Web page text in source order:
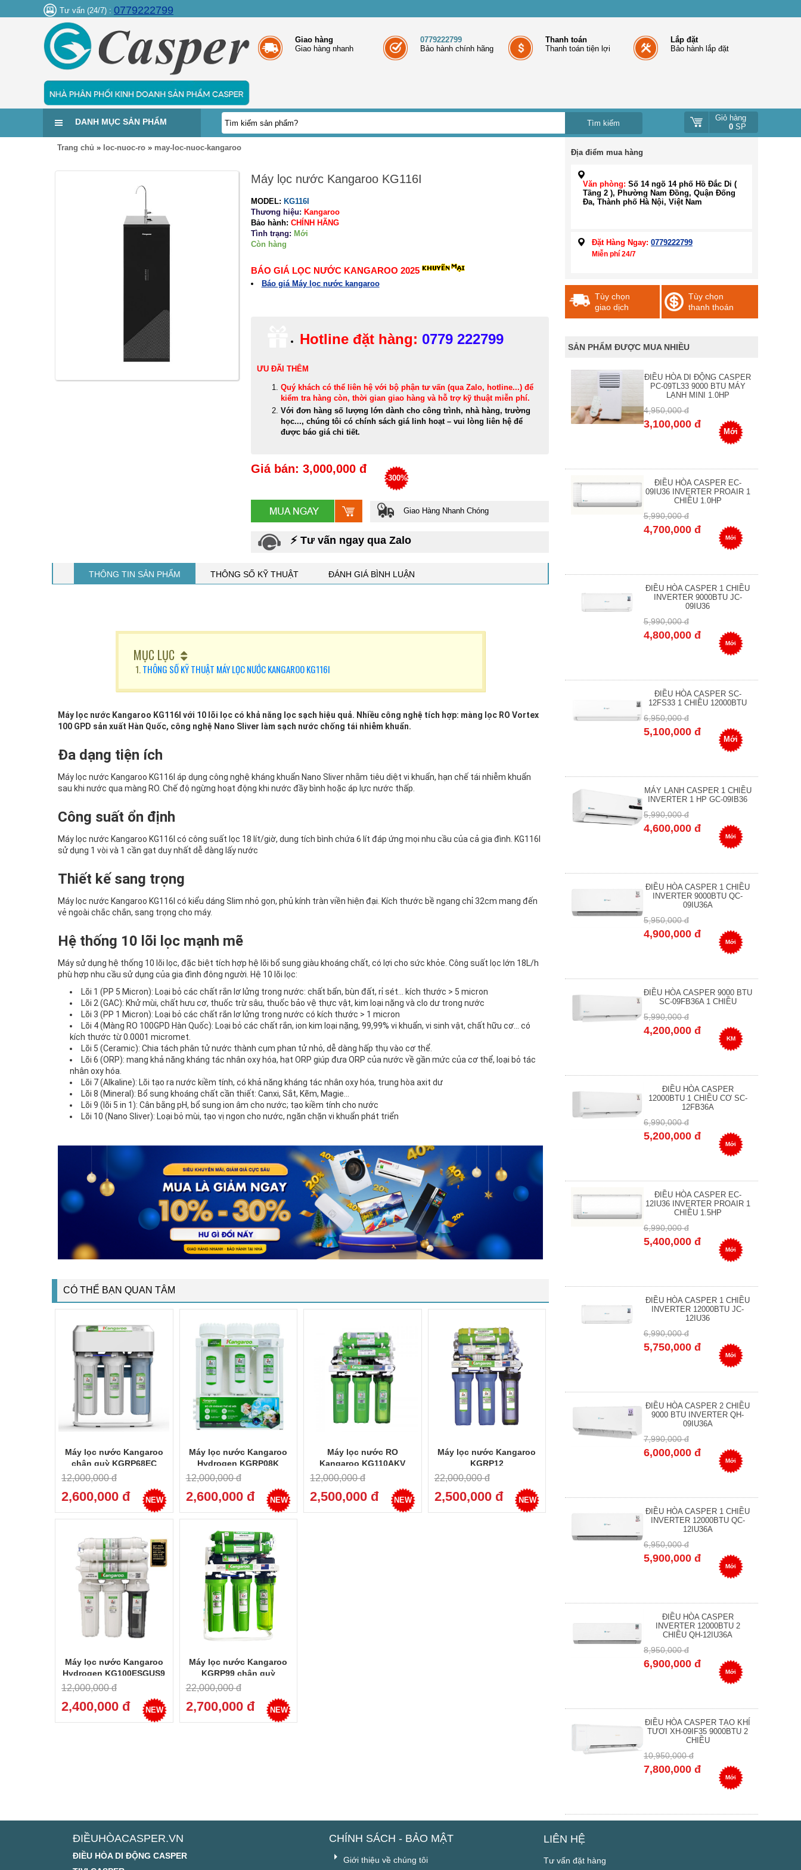
Tư vấn (24/7) : 0779222799
Giao hàng
Giao hàng nhanh
0779222799
Bảo hành chính hãng
Thanh toán
Thanh toán tiện lợi
Lắp đặt
Bảo hành lắp đặt
Giỏ hàng
0 SP
DANH MỤC SẢN PHẨM
Trang chủ » loc-nuoc-ro » may-loc-nuoc-kangaroo
Máy lọc nước Kangaroo KG116I
MODEL: KG116I
Thương hiệu: Kangaroo
Bảo hành: CHÍNH HÃNG
Tình trạng: Mới
Còn hàng
BÁO GIÁ LỌC NƯỚC KANGAROO 2025
Báo giá Máy lọc nước kangaroo
Hotline đặt hàng: 0779 222799
ƯU ĐÃI THÊM
Quý khách có thể liên hệ với bộ phận tư vấn (qua Zalo, hotline...) để
kiểm tra hàng còn, thời gian giao hàng và hỗ trợ kỹ thuật miễn phí.
Với đơn hàng số lượng lớn dành cho công trình, nhà hàng, trường
học..., chúng tôi có chính sách giá linh hoạt – vui lòng liên hệ để
được báo giá chi tiết.
Giá bán: 3,000,000 đ
-300%
Giao Hàng Nhanh Chóng
⚡ Tư vấn ngay qua Zalo
THÔNG TIN SẢN PHẨM THÔNG SỐ KỸ THUẬT ĐÁNH GIÁ BÌNH LUẬN
MỤC LỤC
THÔNG SỐ KỸ THUẬT MÁY LỌC NƯỚC KANGAROO KG116I
Máy lọc nước Kangaroo KG116I với 10 lõi lọc có khả năng lọc sạch hiệu quả. Nhiều công nghệ tích hợp: màng lọc RO Vortex
100 GPD sản xuất Hàn Quốc, công nghệ Nano Sliver làm sạch nước chống tái nhiễm khuẩn.
Đa dạng tiện ích
Máy lọc nước Kangaroo KG116I áp dụng công nghệ kháng khuẩn Nano Sliver nhằm tiêu diệt vi khuẩn, hạn chế tái nhiễm khuẩn
sau khi nước qua màng RO. Chế độ ngừng hoạt động khi nước đầy bình hoặc áp lực nước thấp.
Công suất ổn định
Máy lọc nước Kangaroo KG116I có công suất lọc 18 lít/giờ, dung tích bình chứa 6 lít đáp ứng mọi nhu cầu của cả gia đình. KG116I
sử dụng 1 vòi và 1 cần gạt duy nhất dễ dàng lấy nước
Thiết kế sang trọng
Máy lọc nước Kangaroo KG116I có kiểu dáng Slim nhỏ gọn, phủ kính tràn viền hiện đại. Kích thước bề ngang chỉ 32cm mang đến
vẻ ngoài chắc chắn, sang trọng cho máy.
Hệ thống 10 lõi lọc mạnh mẽ
Máy sử dụng hệ thống 10 lõi lọc, đặc biệt tích hợp hệ lõi bổ sung giàu khoáng chất, có lợi cho sức khỏe. Công suất lọc lớn 18L/h
phù hợp nhu cầu sử dụng của gia đình đông người. Hệ 10 lõi lọc:
Lõi 1 (PP 5 Micron): Loại bỏ các chất rắn lơ lửng trong nước: chất bẩn, bùn đất, rỉ sét… kích thước > 5 micron
Lõi 2 (GAC): Khử mùi, chất hưu cơ, thuốc trừ sâu, thuốc bảo vệ thực vật, kim loại nặng và clo dư trong nước
Lõi 3 (PP 1 Micron): Loại bỏ các chất rắn lơ lửng trong nước có kích thước > 1 micron
Lõi 4 (Màng RO 100GPD Hàn Quốc): Loại bỏ các chất rắn, ion kim loại nặng, 99,99% vi khuẩn, vi sinh vật, chất hữu cơ… có
kích thước từ 0.0001 micromet.
Lõi 5 (Ceramic): Chia tách phân tử nước thành cụm phan tử nhỏ, dễ dàng hấp thụ vào cơ thể.
Lõi 6 (ORP): mang khả năng kháng tác nhân oxy hóa, hạt ORP giúp đưa ORP của nước về gần mức của cơ thể, loại bỏ tác
nhân oxy hóa.
Lõi 7 (Alkaline): Lõi tạo ra nước kiềm tính, có khả năng kháng tác nhân oxy hóa, trung hòa axit dư
Lõi 8 (Mineral): Bổ sung khoáng chất cần thiết: Canxi, Sắt, Kẽm, Magie…
Lõi 9 (lõi 5 in 1): Cân bằng pH, bổ sung ion âm cho nước; tạo kiềm tính cho nước
Lõi 10 (Nano Sliver): Loại bỏ mùi, tạo vị ngon cho nước, ngăn chặn vi khuẩn phát triển
CÓ THỂ BẠN QUAN TÂM
Máy lọc nước Kangaroo
chân quỳ KGRP68EC
12,000,000 đ
2,600,000 đ NEW
Máy lọc nước Kangaroo
Hydrogen KGRP08K
12,000,000 đ
2,600,000 đ NEW
Máy lọc nước RO
Kangaroo KG110AKV
12,000,000 đ
2,500,000 đ NEW
Máy lọc nước Kangaroo
KGRP12
22,000,000 đ
2,500,000 đ NEW
Máy lọc nước Kangaroo
Hydrogen KG100ESGUS9
12,000,000 đ
2,400,000 đ NEW
Máy lọc nước Kangaroo
KGRP99 chân quỳ
22,000,000 đ
2,700,000 đ NEW
Địa điểm mua hàng
Văn phòng: Số 14 ngõ 14 phố Hồ Đắc Di (
Tầng 2 ), Phường Nam Đồng, Quận Đống
Đa, Thành phố Hà Nội, Việt Nam
Đặt Hàng Ngay: 0779222799
Miễn phí 24/7
Tùy chọn
giao dịch
Tùy chọn
thanh thoán
SẢN PHẨM ĐƯỢC MUA NHIỀU
ĐIỀU HÒA DI ĐỘNG CASPER
PC-09TL33 9000 BTU MÁY
LẠNH MINI 1.0HP
4,950,000 đ
3,100,000 đ
Mới
ĐIỀU HÒA CASPER EC-
09IU36 INVERTER PROAIR 1
CHIỀU 1.0HP
5,990,000 đ
4,700,000 đ
Mới
ĐIỀU HÒA CASPER 1 CHIỀU
INVERTER 9000BTU JC-
09IU36
5,990,000 đ
4,800,000 đ
Mới
ĐIỀU HÒA CASPER SC-
12FS33 1 CHIỀU 12000BTU
6,950,000 đ
5,100,000 đ
Mới
MÁY LẠNH CASPER 1 CHIỀU
INVERTER 1 HP GC-09IB36
5,990,000 đ
4,600,000 đ
Mới
ĐIỀU HÒA CASPER 1 CHIỀU
INVERTER 9000BTU QC-
09IU36A
5,950,000 đ
4,900,000 đ
Mới
ĐIỀU HÒA CASPER 9000 BTU
SC-09FB36A 1 CHIỀU
5,990,000 đ
4,200,000 đ
KM
ĐIỀU HÒA CASPER
12000BTU 1 CHIỀU CƠ SC-
12FB36A
6,990,000 đ
5,200,000 đ
Mới
ĐIỀU HÒA CASPER EC-
12IU36 INVERTER PROAIR 1
CHIỀU 1.5HP
6,990,000 đ
5,400,000 đ
Mới
ĐIỀU HÒA CASPER 1 CHIỀU
INVERTER 12000BTU JC-
12IU36
6,990,000 đ
5,750,000 đ
Mới
ĐIỀU HÒA CASPER 2 CHIỀU
9000 BTU INVERTER QH-
09IU36A
7,990,000 đ
6,000,000 đ
Mới
ĐIỀU HÒA CASPER 1 CHIỀU
INVERTER 12000BTU QC-
12IU36A
6,950,000 đ
5,900,000 đ
Mới
ĐIỀU HÒA CASPER
INVERTER 12000BTU 2
CHIỀU QH-12IU36A
8,950,000 đ
6,900,000 đ
Mới
ĐIỀU HÒA CASPER TẠO KHÍ
TƯƠI XH-09IF35 9000BTU 2
CHIỀU
10,950,000 đ
7,800,000 đ
Mới
ĐIỀUHÒACASPER.VN
ĐIỀU HÒA DI ĐỘNG CASPER
CHÍNH SÁCH - BẢO MẬT
Giới thiệu về chúng tôi
LIÊN HỆ
Tư vấn đặt hàng